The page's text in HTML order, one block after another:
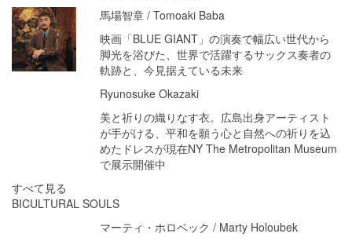
馬場智章 / Tomoaki Baba
映画「BLUE GIANT」の演奏で幅広い世代から
脚光を浴びた、世界で活躍するサックス奏者の
軌跡と、今見据えている未来
Ryunosuke Okazaki
美と祈りの織りなす衣。広島出身アーティスト
が手がける、平和を願う心と自然への祈りを込
めたドレスが現在NY The Metropolitan Museum
で展示開催中
すべて見る
BICULTURAL SOULS
マーティ・ホロベック / Marty Holoubek